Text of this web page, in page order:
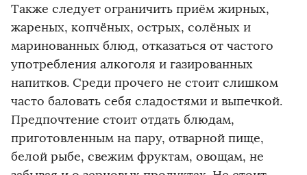
Также следует ограничить приём жирных,
жареных, копчёных, острых, солёных и
маринованных блюд, отказаться от частого
употребления алкоголя и газированных
напитков. Среди прочего не стоит слишком
часто баловать себя сладостями и выпечкой.
Предпочтение стоит отдать блюдам,
приготовленным на пару, отварной пище,
белой рыбе, свежим фруктам, овощам, не